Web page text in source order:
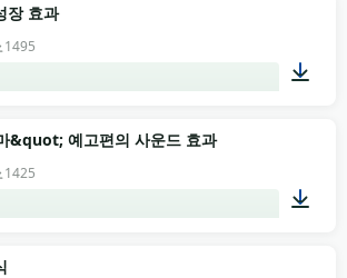
장 효과
1495
&quot; 예고편의 사운드 효과
1425